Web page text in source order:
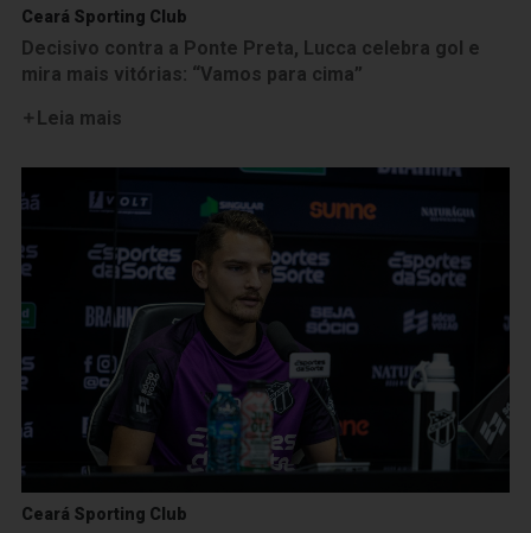
Ceará Sporting Club
Decisivo contra a Ponte Preta, Lucca celebra gol e
mira mais vitórias: “Vamos para cima”
Leia mais
Ceará Sporting Club